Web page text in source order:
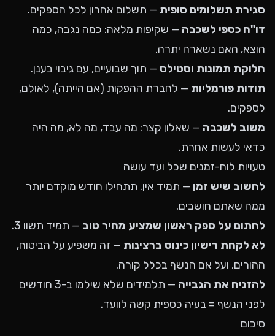
סגירת תשלומים סופית — תשלום אחרון לכל הספקים.
דו"ח כספי לשכבה — שקיפות מלאה: כמה נגבה, כמה
הוצא, האם נשארה יתרה.
חלוקת תמונות וסטילס — תוך שבועיים, עם גיבוי בענן.
תודות פורמליות — לחברת ההפקות (אם הייתה), לאולם,
לספקים.
משוב לשכבה — שאלון קצר: מה עבד, מה לא, מה היה
כדאי לעשות אחרת.
טעויות לוח-זמנים שכל ועד עושה
לחשוב שיש זמן — תמיד אין. תתחילו חודש מוקדם יותר
ממה שאתם חושבים.
לחתום על ספק ראשון שמציע מחיר טוב — תמיד תשוו 3.
לא לקחת רישיון כינוס ברצינות — זה משפיע על הביטוח,
ההורים, ועל אם הנשף בכלל קורה.
להזניח את הגבייה
— תלמידים שלא שילמו ב-3 חודשים
לפני הנשף = בעיה כספית קשה לוועד.
סיכום